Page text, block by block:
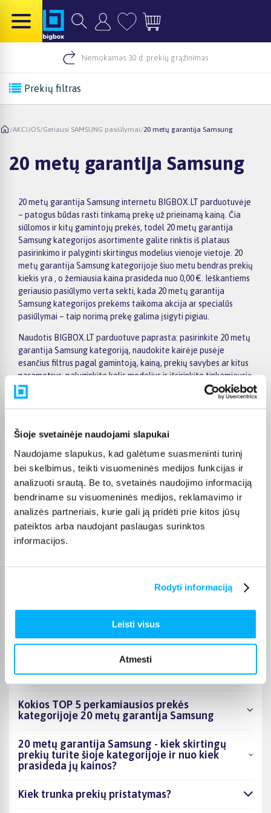
Šioje svetainėje naudojami slapukai
Naudojame slapukus, kad galėtume suasmeninti turinį
bei skelbimus, teikti visuomeninės medijos funkcijas ir
analizuoti srautą. Be to, svetainės naudojimo informaciją
bendriname su visuomeninės medijos, reklamavimo ir
analizės partneriais, kurie gali ją pridėti prie kitos jūsų
pateiktos arba naudojant paslaugas surinktos
informacijos.
Rodyti informaciją
Leisti visus
Atmesti
Nemokamas 30 d. prekių grąžinimas
Prekių filtras
/AKCIJOS/Geriausi SAMSUNG pasiūlymai/20 metų garantija Samsung
20 metų garantija Samsung
20 metų garantija Samsung internetu BIGBOX.LT parduotuvėje
– patogus būdas rasti tinkamą prekę už prieinamą kainą. Čia
siūlomos ir kitų gamintojų prekės, todėl 20 metų garantija
Samsung kategorijos asortimente galite rinktis iš plataus
pasirinkimo ir palyginti skirtingus modelius vienoje vietoje. 20
metų garantija Samsung kategorijoje šiuo metu bendras prekių
kiekis yra , o žemiausia kaina prasideda nuo 0,00 €. Ieškantiems
geriausio pasiūlymo verta sekti, kada 20 metų garantija
Samsung kategorijos prekėms taikoma akcija ar specialūs
pasiūlymai – taip norimą prekę galima įsigyti pigiau.
Naudotis BIGBOX.LT parduotuve paprasta: pasirinkite 20 metų
garantija Samsung kategoriją, naudokite kairėje pusėje
esančius filtrus pagal gamintoją, kainą, prekių savybes ar kitus
parametrus, palyginkite kelis modelius ir išsirinkite tinkamiausią
variantą. Prekių sąraše ir prekės puslapyje pateikiama
svarbiausia informacija, todėl galite greitai įvertinti techninius
patogiai apsipirkti internetu, neskubant ir palyginant skirtingus
20 metų garantija Samsung kategorijoje esančius pasiūlymus.
Visoms prekėms nuo 150 Eur taikomas nemokamas 24 mėnesių
lizingas, todėl norimas prekes galima įsigyti išsimokėtinai.
Pristatymas visoje Lietuvoje į paštomatus kainuoja nuo 2,29 €,
o užsakymams nuo 499 € pristatymas į paštomatą nemokamas;
kurjerio pristatymas – nuo 2,99 €. Sandėlyje esančios prekės
paprastai pristatomos per 1–2 darbo dienas, o tikslus
kiekvienos prekės pristatymo terminas nurodytas jos
puslapyje.
pristatysime per nurodytą terminą, o jei pageidausite
užsakymą atsiimti patys, atitinkamai pažymėtas prekes
galėsite atsiimti mūsų biure Kaune.
DUK
Kokios TOP 5 perkamiausios prekės
kategorijoje 20 metų garantija Samsung
20 metų garantija Samsung - kiek skirtingų
prekių turite šioje kategorijoje ir nuo kiek
prasideda jų kainos?
Kiek trunka prekių pristatymas?